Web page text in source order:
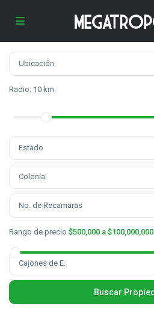
Radio: 10 km
Estado
Colonia
No. de Recamaras
Rango de precio $500,000 a $100,000,000